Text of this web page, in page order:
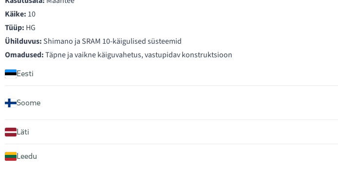
Käike: 10
Tüüp: HG
Ühilduvus: Shimano ja SRAM 10-käigulised süsteemid
Omadused:Täpne ja vaikne käiguvahetus, vastupidav konstruktsioon
Eesti
Soome
Läti
Leedu